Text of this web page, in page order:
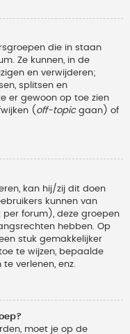
die in staan
Ze kunnen, in de
en verwijderen;
splitsen en
er gewoon op toe zien
( off-topicgaan) of
kan hij/zij dit doen
kunnen van
forum), deze groepen
hebben. Op
stuk gemakkelijker
te wijzen, bepaalde
verlenen, enz.
moet je op de